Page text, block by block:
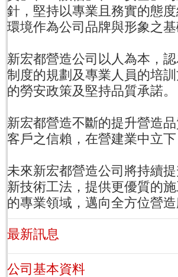
針，堅持以專業且務實的態
環境作為公司品牌與形象之基
新宏都營造公司以人為本，
制度的規劃及專業人員的培
的勞安政策及堅持品質承諾。
新宏都營造不斷的提升營造
客戶之信賴，在營建業中立
未來新宏都營造公司將持續
新技術工法，提供更優質的
的專業領域，邁向全方位營
最新訊息
公司基本資料